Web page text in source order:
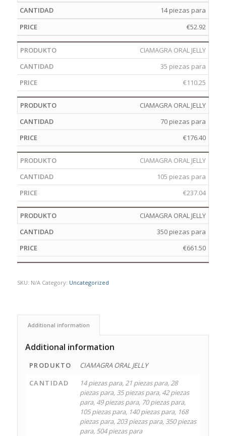
14 piezas para
€52.92
CIAMAGRA ORAL JELLY
35 piezas para
€110.25
CIAMAGRA ORAL JELLY
70 piezas para
€176.40
CIAMAGRA ORAL JELLY
105 piezas para
€237.04
CIAMAGRA ORAL JELLY
350 piezas para
€661.50
SKU: N/A Category: Uncategorized
Additional information
Additional information
PRODUKTO
CIAMAGRA ORAL JELLY
CANTIDAD
14 piezas para, 21 piezas para, 28
piezas para, 35 piezas para, 42 piezas
para, 49 piezas para, 70 piezas para,
105 piezas para, 140 piezas para, 168
piezas para, 203 piezas para, 350 piezas
para, 504 piezas para